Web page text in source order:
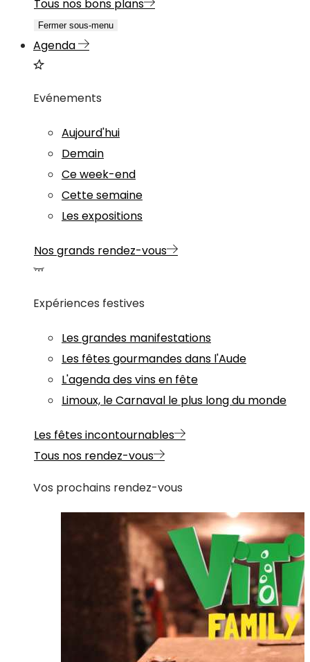
Tous nos bons plans
Fermer sous-menu
Agenda
Evénements
Aujourd'hui
Demain
Ce week-end
Cette semaine
Les expositions
Nos grands rendez-vous
Expériences festives
Les grandes manifestations
Les fêtes gourmandes dans l'Aude
L'agenda des vins en fête
Limoux, le Carnaval le plus long du monde
Les fêtes incontournables
Tous nos rendez-vous
Vos prochains rendez-vous